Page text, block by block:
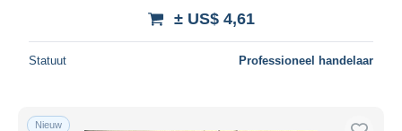
± US$ 4,61
Statuut Professioneel handelaar
Nieuw